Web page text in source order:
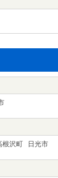
根沢町 日光市